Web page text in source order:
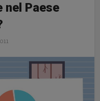
nel Paese